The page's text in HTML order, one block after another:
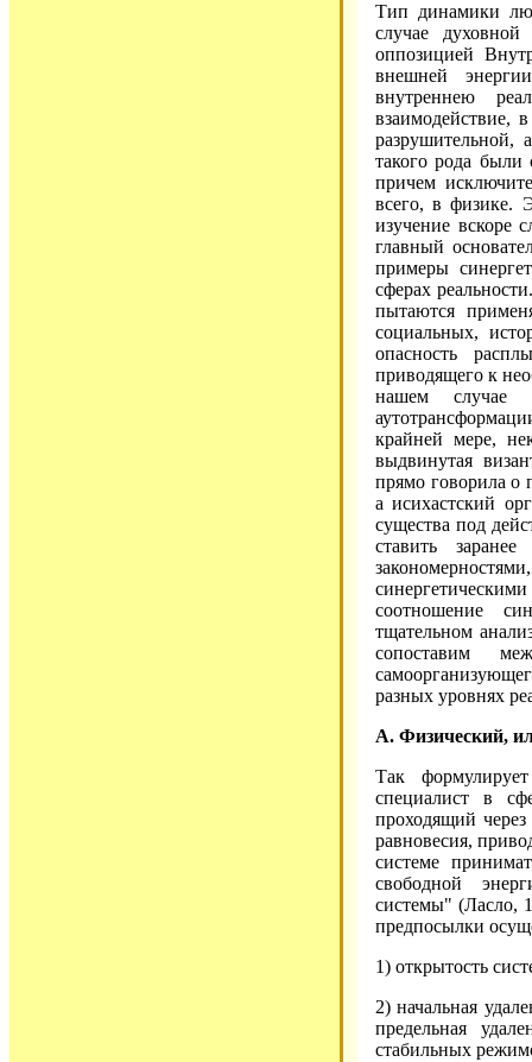
Тип динамики
случае
оппозицией
внешней
внутреннею
взаимодействие,
разрушительной,
такого рода
причем
всего, в физике.
изучение вскоре
главный
примеры
сферах
пытаются
социальных,
опасность
приводящего к
нашем случае
крайней мере,
выдвинутая
прямо говорила о
а исихастский
существа под
ставить
соотношение
тщательном
сопоставим
разных уровнях
А. Физический,
Так
специалист в
проходящий
равновесия,
системе
свободной
системы" (Ласло,
предпосылки
1) открытость
2) начальная
предельная
стабильных